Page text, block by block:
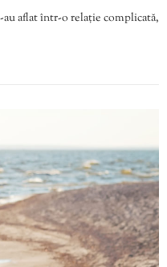
aflat într-o relație complicată,